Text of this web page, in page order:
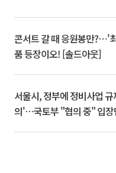
콘서트 갈 때 응원봉만?⋯'
품 등장이오! [솔드아웃]
서울시, 정부에 정비사업
의'⋯국토부 "협의 중" 입장